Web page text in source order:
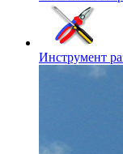
Инструмент